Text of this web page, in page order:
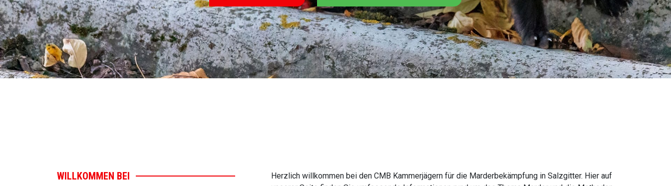
WILLKOMMEN BEI
Herzlich willkommen bei den CMB Kammerjägern für die Marderbekämpfung in Salzgitter. Hier auf